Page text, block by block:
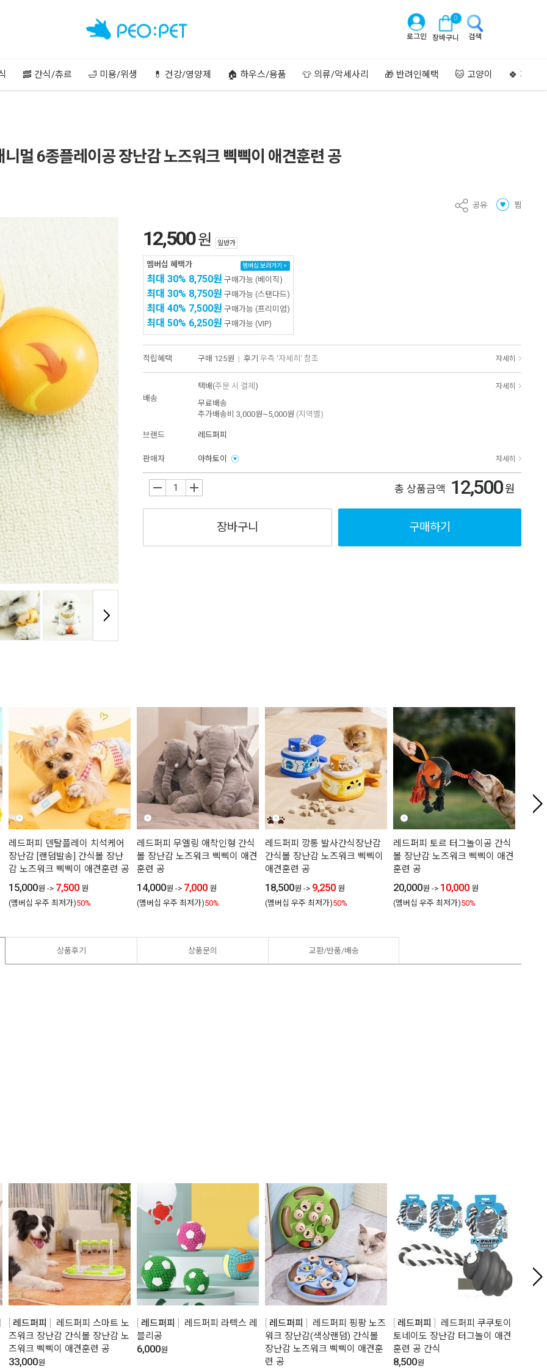
로그인 장바구니
0
검색
🥓 간식/츄르 🛁 미용/위생 💊 건강/영양제 🏠 하우스/용품 👕 의류/악세사리 🎁 반려인혜택 🐱 고양이 🍀 페이
니멀 6종플레이공 장난감 노즈워크 삑삑이 애견훈련 공
공유 찜
12,500원 일반가
멤버십 혜택가 멤버십 보러가기 >
최대 30% 8,750원 구매가능 (베이직)
최대 30% 8,750원 구매가능 (스탠다드)
최대 40% 7,500원 구매가능 (프리미엄)
최대 50% 6,250원 구매가능 (VIP)
적립혜택 구매 125원 | 후기 우측 '자세히' 참조 자세히
배송
택배(주문 시 결제 ) 자세히
무료배송
추가배송비 3,000원~5,000원 (지역별)
브랜드 레드퍼피
판매자 아하토이 자세히
+ 총 상품금액 12,500원
장바구니 구매하기
레드퍼피 덴탈플레이 치석케어
장난감 [랜덤발송] 간식볼 장난
감 노즈워크 삑삑이 애견훈련 공
15,000원 -> 7,500 원
(멤버십 우주 최저가)50%
레드퍼피 무엘링 애착인형 간식
볼 장난감 노즈워크 삑삑이 애견
훈련 공
14,000원 -> 7,000 원
(멤버십 우주 최저가)50%
레드퍼피 깡통 발사간식장난감
간식볼 장난감 노즈워크 삑삑이
애견훈련 공
18,500원 -> 9,250 원
(멤버십 우주 최저가)50%
레드퍼피 토르 터그놀이공 간식
볼 장난감 노즈워크 삑삑이 애견
훈련 공
20,000원 -> 10,000 원
(멤버십 우주 최저가)50%
상품후기 상품문의 교환/반품/배송
레드퍼피
레드퍼피 스마트 노
즈워크 장난감 간식볼 장난감 노
즈워크 삑삑이 애견훈련 공
33,000원
레드퍼피
레드퍼피 라텍스 레
블리공
6,000원
레드퍼피
레드퍼피 핑팡 노즈
워크 장난감(색상랜덤) 간식볼
장난감 노즈워크 삑삑이 애견훈
련 공
레드퍼피
레드퍼피 쿠쿠토이
토네이도 장난감 터그놀이 애견
훈련 공 간식
8,500원